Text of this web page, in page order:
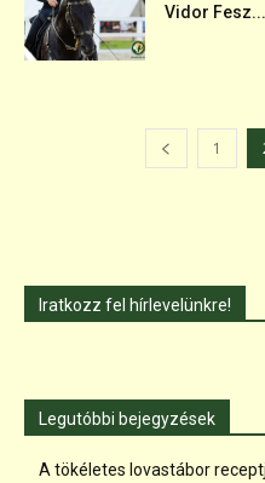
Vidor Fesz...
1
Iratkozz fel hírlevelünkre!
Legutóbbi bejegyzések
A tökéletes lovastábor